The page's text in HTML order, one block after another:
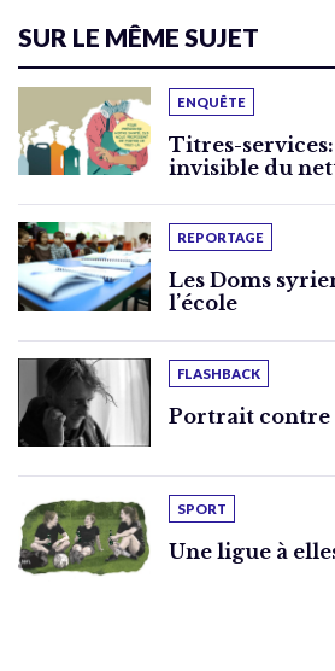
SUR LE MÊME SUJET
ENQUÊTE
Titres-
invisible du
REPORTAGE
Les Doms
l’école
FLASHBACK
Portrait contre
SPORT
Une ligue à